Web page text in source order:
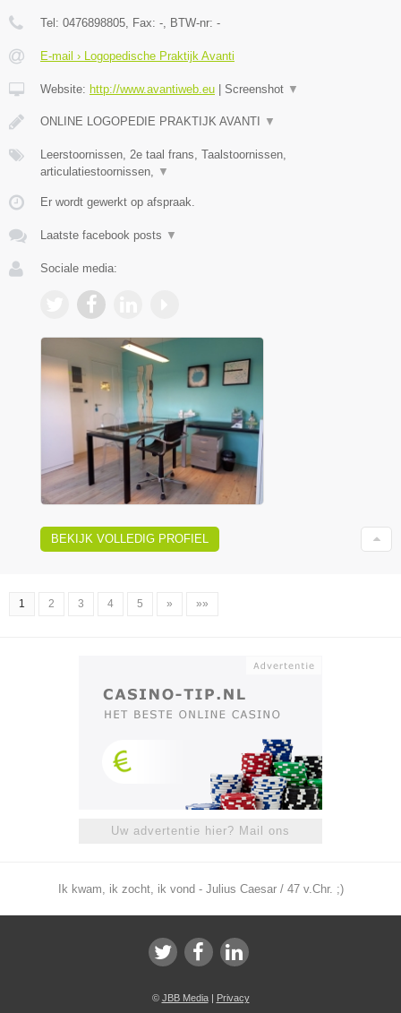
Tel: 0476898805, Fax: -, BTW-nr: -
E-mail › Logopedische Praktijk Avanti
Website: http://www.avantiweb.eu Screenshot ▼
ONLINE LOGOPEDIE PRAKTIJK AVANTI ▼
Leerstoornissen, 2e taal frans, Taalstoornissen,
articulatiestoornissen, ▼
Er wordt gewerkt op afspraak.
Laatste facebook posts ▼
Sociale media:
BEKIJK VOLLEDIG PROFIEL
1 2 3 4 5 » »»
Uw advertentie hier? Mail ons
Ik kwam, ik zocht, ik vond - Julius Caesar / 47 v.Chr. ;)
© JBB Media| Privacy